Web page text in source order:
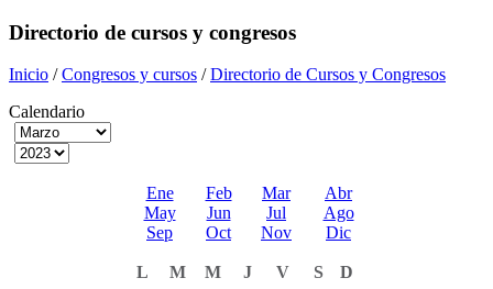
Directorio de cursos y congresos
Inicio /Congresos y cursos /Directorio de Cursos y Congresos
Calendario
Ene Feb Mar
Abr
May
Jun Jul
Ago
Sep
Oct Nov Dic
L M M J V S
D